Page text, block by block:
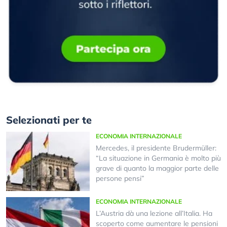
Selezionati per te
ECONOMIA INTERNAZIONALE
Mercedes, il presidente Brudermüller:
“La situazione in Germania è molto più
grave di quanto la maggior parte delle
persone pensi”
ECONOMIA INTERNAZIONALE
L’Austria dà una lezione all’Italia. Ha
scoperto come aumentare le pensioni